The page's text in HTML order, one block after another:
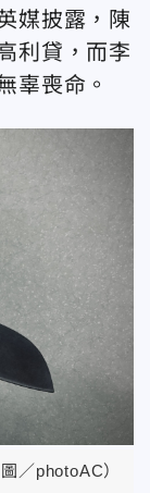
媒披露，陳
利貸，而李
辜喪命。
／photoAC）